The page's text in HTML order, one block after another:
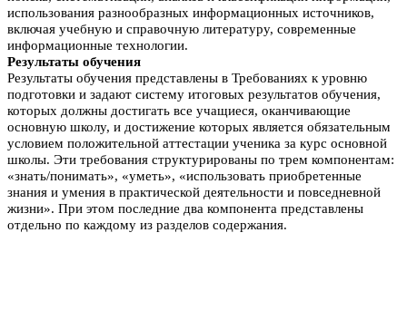
использования разнообразных информационных источников,
включая учебную и справочную литературу, современные
информационные технологии.
Результаты обучения
Результаты обучения представлены в Требованиях к уровню
подготовки и задают систему итоговых результатов обучения,
которых должны достигать все учащиеся, оканчивающие
основную школу, и достижение которых является обязательным
условием положительной аттестации ученика за курс основной
школы. Эти требования структурированы по трем компонентам:
«знать/понимать», «уметь», «использовать приобретенные
знания и умения в практической деятельности и повседневной
жизни». При этом последние два компонента представлены
отдельно по каждому из разделов содержания.